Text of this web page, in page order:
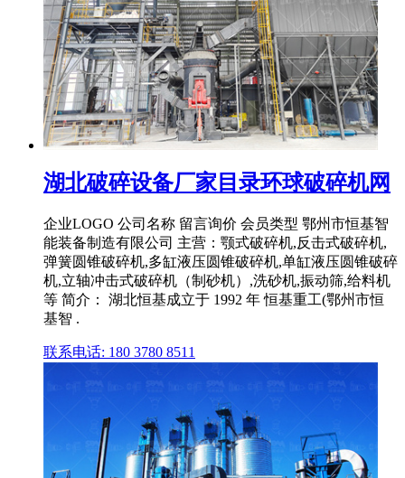
湖北破碎设备厂家目录环球破碎机网
企业LOGO 公司名称 留言询价 会员类型 鄂州市恒基智
能装备制造有限公司 主营：颚式破碎机,反击式破碎机,
弹簧圆锥破碎机,多缸液压圆锥破碎机,单缸液压圆锥破碎
机,立轴冲击式破碎机（制砂机）,洗砂机,振动筛,给料机
等 简介： 湖北恒基成立于 1992 年 恒基重工(鄂州市恒
基智 .
联系电话: 180 3780 8511